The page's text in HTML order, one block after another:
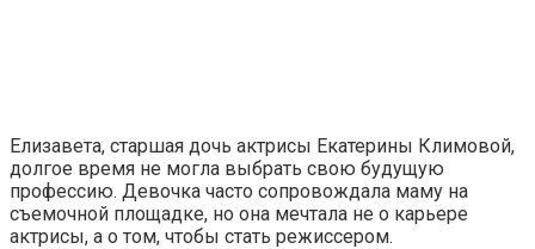
Елизавета, старшая дочь актрисы Екатерины Климовой,
долгое время не могла выбрать свою будущую
профессию. Девочка часто сопровождала маму на
съемочной площадке, но она мечтала не о карьере
актрисы, а о том, чтобы стать режиссером.